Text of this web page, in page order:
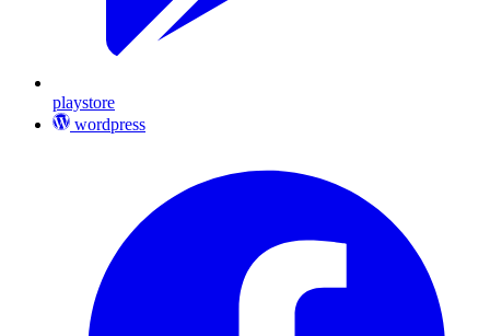
playstore
wordpress